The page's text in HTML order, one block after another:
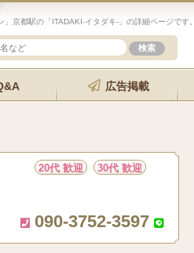
京都駅の「ITADAKI-イタダキ-」の詳細ページです。
広告掲載
20代 歓迎 30代 歓迎
090-3752-3597